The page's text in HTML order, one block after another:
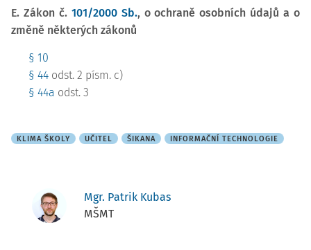
E. Zákon č. 101/2000 Sb., o ochraně osobních údajů a o
změně některých zákonů
§ 10
§ 44 odst. 2 písm. c)
§ 44a odst. 3
KLIMA ŠKOLY UČITEL ŠIKANA INFORMAČNÍ TECHNOLOGIE
Mgr. Patrik Kubas
MŠMT